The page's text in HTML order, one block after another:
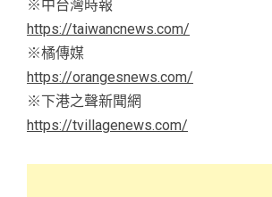
※中台灣時報
https://taiwancnews.com/
※橘傳媒
https://orangesnews.com/
※下港之聲新聞網
https://tvillagenews.com/